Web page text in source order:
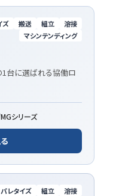
ズ 搬送 組立
溶接
マシンテンディング
1台に選ばれる協働ロ
シリーズ
パレタイズ 組立 溶接